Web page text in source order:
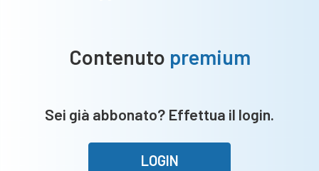
innesti
Lumezzane,
rinnovo
Contenuto premium
Sei già abbonato? Effettua il login.
LOGIN